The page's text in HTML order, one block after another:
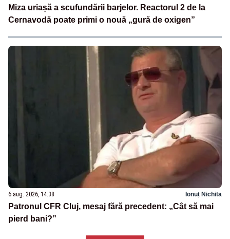
Miza uriașă a scufundării barjelor. Reactorul 2 de la
Cernavodă poate primi o nouă „gură de oxigen”
6 aug. 2026, 14:38 Ionuț Nichita
Patronul CFR Cluj, mesaj fără precedent: „Cât să mai
pierd bani?”